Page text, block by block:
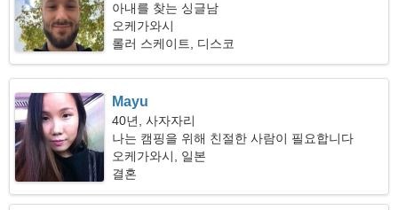
아내를 찾는 싱글남
오케가와시
롤러 스케이트, 디스코
Mayu
40년, 사자자리
나는 캠핑을 위해 친절한 사람이 필요합니다
오케가와시, 일본
결혼